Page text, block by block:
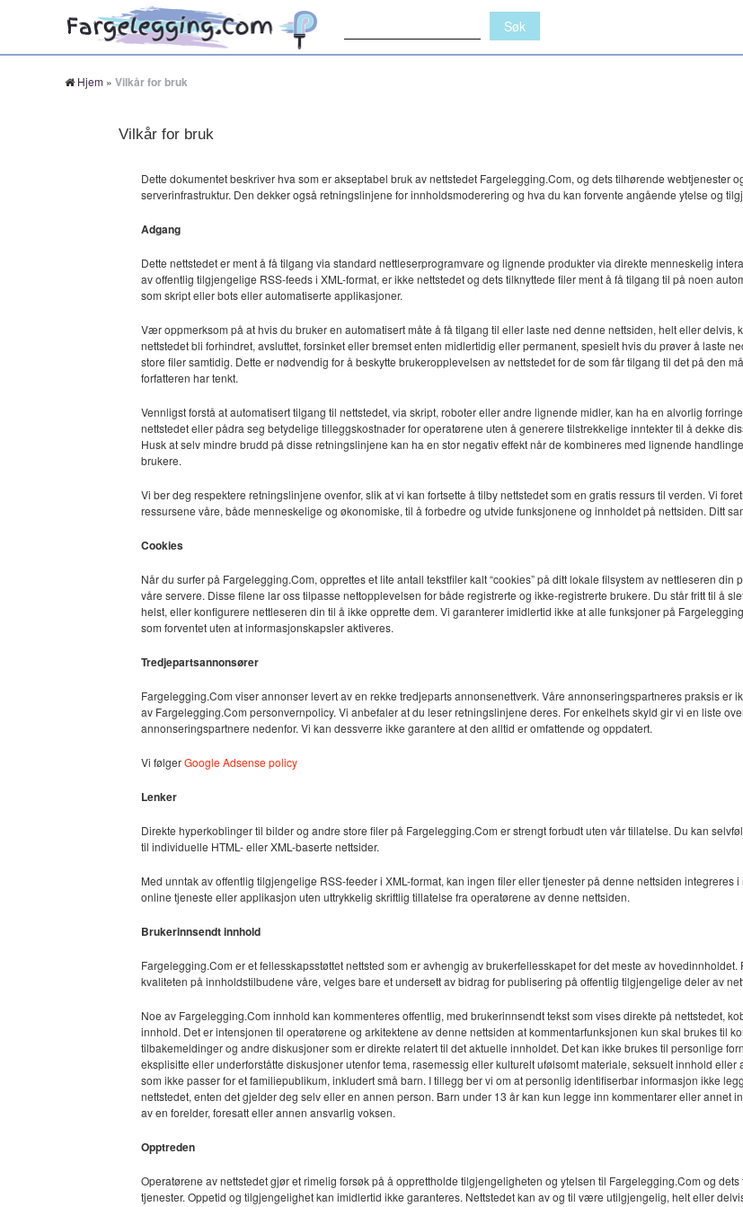
Hjem » Vilkår for bruk
Vilkår for bruk
Dette dokumentet beskriver hva som er akseptabel bruk av nettstedet Fargelegging.Com, og dets tilhørende webtjenester
serverinfrastruktur. Den dekker også retningslinjene for innholdsmoderering og hva du kan forvente angående ytelse og
Adgang
Dette nettstedet er ment å få tilgang via standard nettleserprogramvare og lignende produkter via direkte menneskelig
av offentlig tilgjengelige RSS-feeds i XML-format, er ikke nettstedet og dets tilknyttede filer ment å få tilgang til på noen
som skript eller bots eller automatiserte applikasjoner.
Vær oppmerksom på at hvis du bruker en automatisert måte å få tilgang til eller laste ned denne nettsiden, helt eller delvis,
nettstedet bli forhindret, avsluttet, forsinket eller bremset enten midlertidig eller permanent, spesielt hvis du prøver å laste
store filer samtidig. Dette er nødvendig for å beskytte brukeropplevelsen av nettstedet for de som får tilgang til det på den
forfatteren har tenkt.
Vennligst forstå at automatisert tilgang til nettstedet, via skript, roboter eller andre lignende midler, kan ha en alvorlig
nettstedet eller pådra seg betydelige tilleggskostnader for operatørene uten å generere tilstrekkelige inntekter til å dekke
Husk at selv mindre brudd på disse retningslinjene kan ha en stor negativ effekt når de kombineres med lignende
brukere.
Vi ber deg respektere retningslinjene ovenfor, slik at vi kan fortsette å tilby nettstedet som en gratis ressurs til verden. Vi
ressursene våre, både menneskelige og økonomiske, til å forbedre og utvide funksjonene og innholdet på nettsiden. Ditt
Cookies
Når du surfer på Fargelegging.Com, opprettes et lite antall tekstfiler kalt “cookies” på ditt lokale filsystem av nettleseren din
våre servere. Disse filene lar oss tilpasse nettopplevelsen for både registrerte og ikke-registrerte brukere. Du står fritt til å
helst, eller konfigurere nettleseren din til å ikke opprette dem. Vi garanterer imidlertid ikke at alle funksjoner på
som forventet uten at informasjonskapsler aktiveres.
Tredjepartsannonsører
Fargelegging.Com viser annonser levert av en rekke tredjeparts annonsenettverk. Våre annonseringspartneres praksis er
av Fargelegging.Com personvernpolicy. Vi anbefaler at du leser retningslinjene deres. For enkelhets skyld gir vi en liste
annonseringspartnere nedenfor. Vi kan dessverre ikke garantere at den alltid er omfattende og oppdatert.
Vi følgerGoogle Adsense policy
Lenker
Direkte hyperkoblinger til bilder og andre store filer på Fargelegging.Com er strengt forbudt uten vår tillatelse. Du kan
til individuelle HTML- eller XML-baserte nettsider.
Med unntak av offentlig tilgjengelige RSS-feeder i XML-format, kan ingen filer eller tjenester på denne nettsiden integreres
online tjeneste eller applikasjon uten uttrykkelig skriftlig tillatelse fra operatørene av denne nettsiden.
Brukerinnsendt innhold
Fargelegging.Com er et fellesskapsstøttet nettsted som er avhengig av brukerfellesskapet for det meste av hovedinnholdet.
kvaliteten på innholdstilbudene våre, velges bare et undersett av bidrag for publisering på offentlig tilgjengelige deler av
Noe av Fargelegging.Com innhold kan kommenteres offentlig, med brukerinnsendt tekst som vises direkte på nettstedet,
innhold. Det er intensjonen til operatørene og arkitektene av denne nettsiden at kommentarfunksjonen kun skal brukes til
tilbakemeldinger og andre diskusjoner som er direkte relatert til det aktuelle innholdet. Det kan ikke brukes til personlige
eksplisitte eller underforståtte diskusjoner utenfor tema, rasemessig eller kulturelt ufølsomt materiale, seksuelt innhold eller
som ikke passer for et familiepublikum, inkludert små barn. I tillegg ber vi om at personlig identifiserbar informasjon ikke
nettstedet, enten det gjelder deg selv eller en annen person. Barn under 13 år kan kun legge inn kommentarer eller annet
av en forelder, foresatt eller annen ansvarlig voksen.
Opptreden
Operatørene av nettstedet gjør et rimelig forsøk på å opprettholde tilgjengeligheten og ytelsen til Fargelegging.Com og dets
tjenester. Oppetid og tilgjengelighet kan imidlertid ikke garanteres. Nettstedet kan av og til være utilgjengelig, helt eller